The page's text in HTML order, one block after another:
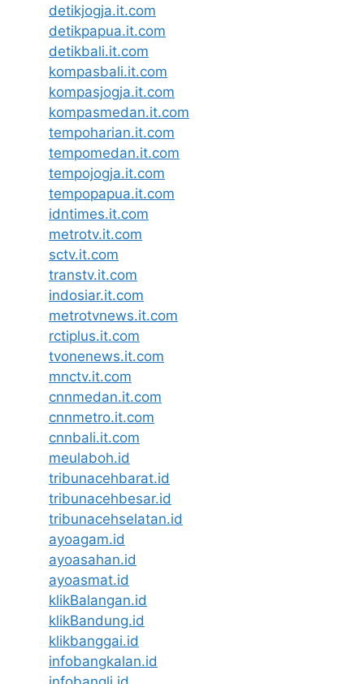
detikjogja.it.com
detikpapua.it.com
detikbali.it.com
kompasbali.it.com
kompasjogja.it.com
kompasmedan.it.com
tempoharian.it.com
tempomedan.it.com
tempojogja.it.com
tempopapua.it.com
idntimes.it.com
metrotv.it.com
sctv.it.com
transtv.it.com
indosiar.it.com
metrotvnews.it.com
rctiplus.it.com
tvonenews.it.com
mnctv.it.com
cnnmedan.it.com
cnnmetro.it.com
cnnbali.it.com
meulaboh.id
tribunacehbarat.id
tribunacehbesar.id
tribunacehselatan.id
ayoagam.id
ayoasahan.id
ayoasmat.id
klikBalangan.id
klikBandung.id
klikbanggai.id
infobangkalan.id